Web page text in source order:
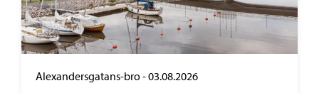
Alexandersgatans-bro-03.08.2026